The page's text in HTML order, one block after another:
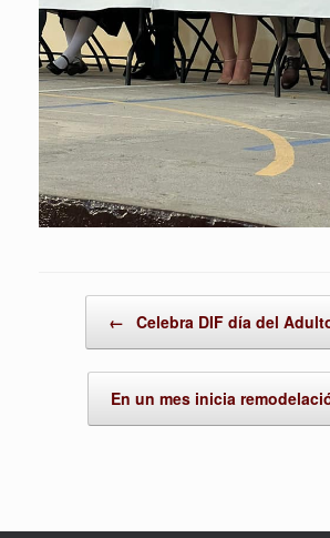
← Celebra DIF día del
En un mes inicia